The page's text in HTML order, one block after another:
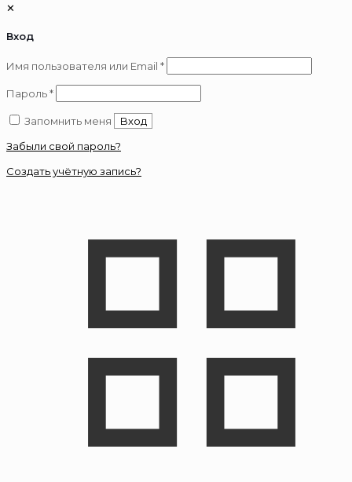
✕
Вход
Имя пользователя или Email *Обязательно
Пароль*Обязательно
Запомнить меня
Вход
Забыли свой пароль?
Создать учётную запись?